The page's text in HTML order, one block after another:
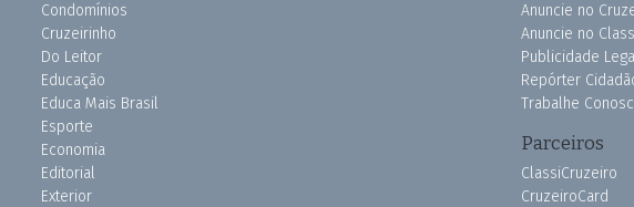
Condomínios
Cruzeirinho
Do Leitor
Educação
Educa Mais Brasil
Esporte
Economia
Editorial
Exterior
Anuncie no
Anuncie no
Publicidade
Repórter
Trabalhe
Parceiros
ClassiCruzeiro
CruzeiroCard